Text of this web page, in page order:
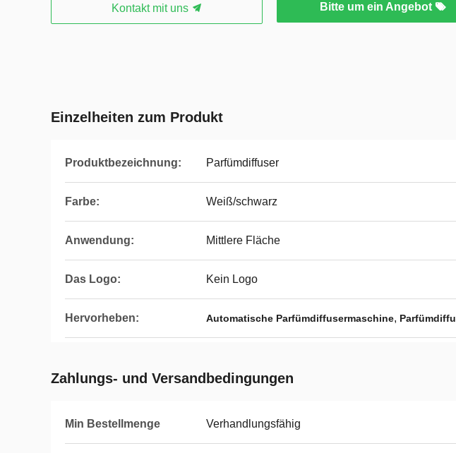
Kontakt mit uns Bitte um ein Angebot
Einzelheiten zum Produkt
Produktbezeichnung: Parfümdiffuser
Farbe: Weiß/schwarz
Anwendung: Mittlere Fläche
Das Logo: Kein Logo
Hervorheben: Automatische Parfümdiffusermaschine,
Zahlungs- und Versandbedingungen
Min Bestellmenge Verhandlungsfähig